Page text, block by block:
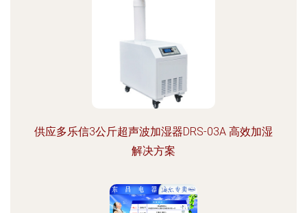
供应多乐信3公斤超声波加湿器DRS-03A 高效加湿
解决方案